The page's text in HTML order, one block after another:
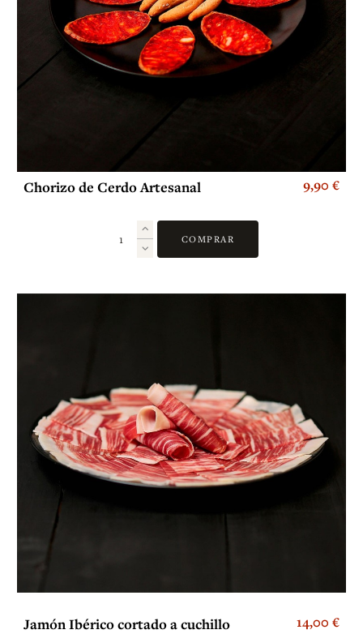
Chorizo de Cerdo Artesanal 9,90 €
COMPRAR
Jamón Ibérico cortado a cuchillo 14,00 €